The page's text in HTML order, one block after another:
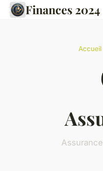
Finances 2024
Accueil